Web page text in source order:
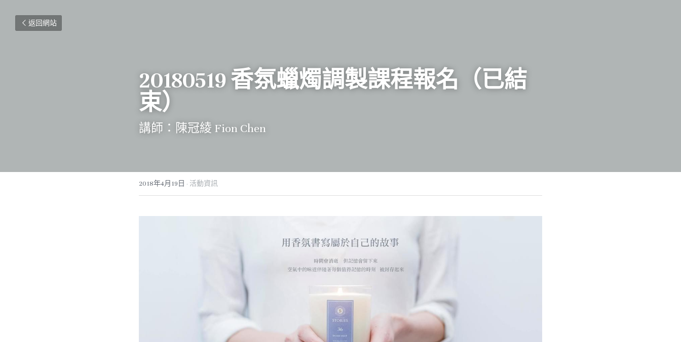
返回網站
20180519 香氛蠟燭調製課程報名（已結
束）
講師：陳冠綾 Fion Chen
2018年4月19日 · 活動資訊